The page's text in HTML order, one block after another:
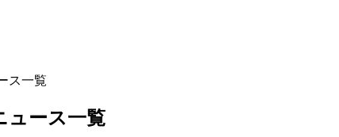
ス一覧
ュース一覧